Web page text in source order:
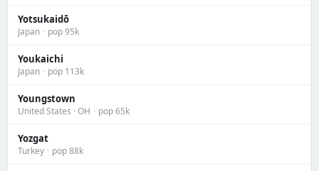
Yotsukaidō
Japan · pop 95k
Youkaichi
Japan · pop 113k
Youngstown
United States · OH · pop 65k
Yozgat
Turkey · pop 88k